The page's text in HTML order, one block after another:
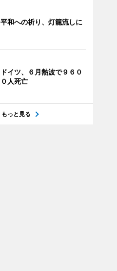
平和への祈り、灯籠流しに
ドイツ、６月熱波で９６０
０人死亡
もっと見る